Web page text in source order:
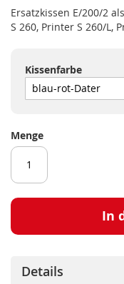
Ersatzkissen E/200/2
S 260, Printer S 260/L,
Kissenfarbe
Menge
In
Details